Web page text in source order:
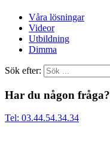
Våra lösningar
Videor
Utbildning
Dimma
Sök efter:
Har du någon fråga?
Tel: 03.44.54.34.34